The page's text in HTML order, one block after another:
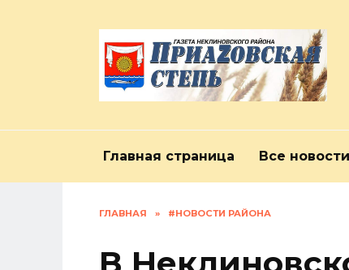
Главная страница Все новости
ГЛАВНАЯ » #НОВОСТИ РАЙОНА